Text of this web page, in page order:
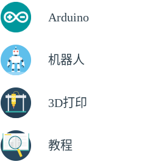
Arduino
机器人
3D打印
教程